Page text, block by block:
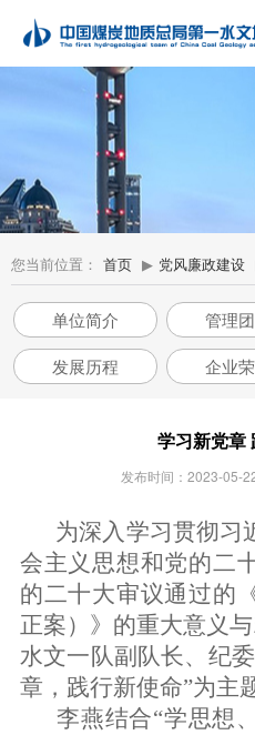
您当前位置： 首页 ▶ 党风廉政建设
单位简介 管理
发展历程
企业
学习新党章
发布时间：2023-05-
为深入学习贯彻习
会主义思想和党的二
的二十大审议通过的
正案）》的重大意义与
水文一队副队长、纪
章，践行新使命”为主
李燕结合“学思想